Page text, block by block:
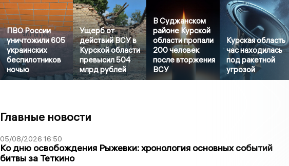
ПВО России
уничтожили 605
украинских
беспилотников
ночью
Ущерб от
действий ВСУ в
Курской области
превысил 504
млрд рублей
В Суджанском
районе Курской
области пропали
200 человек
после вторжения
ВСУ
Курская область
час находилась
под ракетной
угрозой
Главные новости
05/08/2026 16:50
Ко дню освобождения Рыжевки: хронология основных событий
битвы за Теткино